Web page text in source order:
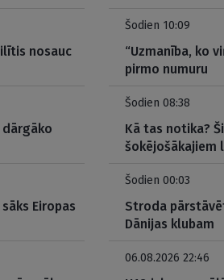
nosauc
Šodien 10:09
“Uzmanība, ko
pirmo numuru
Šodien 08:38
Kā tas notika?
šokējošākajiem
Eiropas
Šodien 00:03
Stroda
Dānijas klubam
06.08.2026 22:46